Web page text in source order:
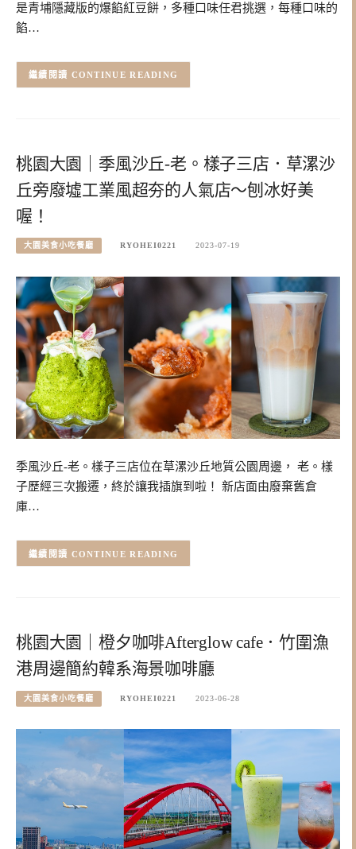
是青埔隱藏版的爆餡紅豆餅，多種口味任君挑選，每種口味的
餡…
CONTINUE READING
桃園大園｜季風沙丘-老。樣子三店．草漯沙
丘旁廢墟工業風超夯的人氣店～刨冰好美
喔！
大園美食小吃餐廳 RYOHEI0221 2023-07-19
季風沙丘-老。樣子三店位在草漯沙丘地質公園周邊， 老。樣
子歷經三次搬遷，終於讓我插旗到啦！ 新店面由廢棄舊倉
庫…
CONTINUE READING
桃園大園｜橙夕咖啡Afterglow cafe．竹圍漁
港周邊簡約韓系海景咖啡廳
大園美食小吃餐廳 RYOHEI0221 2023-06-28